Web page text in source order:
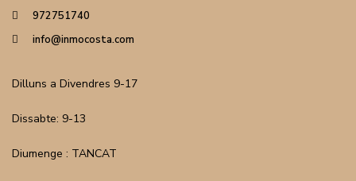
972751740
info@inmocosta.com
Dilluns a Divendres 9-17
Dissabte: 9-13
Diumenge : TANCAT